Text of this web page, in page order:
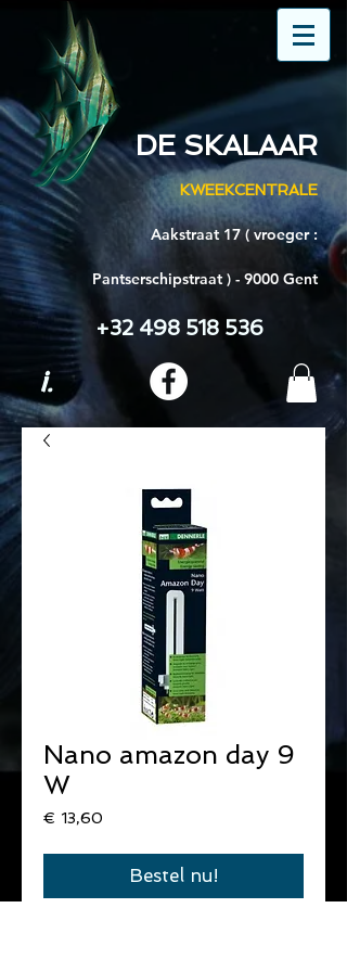
DE SKALAAR
KWEEKCENTRALE
Aakstraat 17 ( vroeger :
Pantserschipstraat ) - 9000 Gent
+32 498 518 536
i.
Nano amazon day 9
W
€ 13,60
Bestel nu!